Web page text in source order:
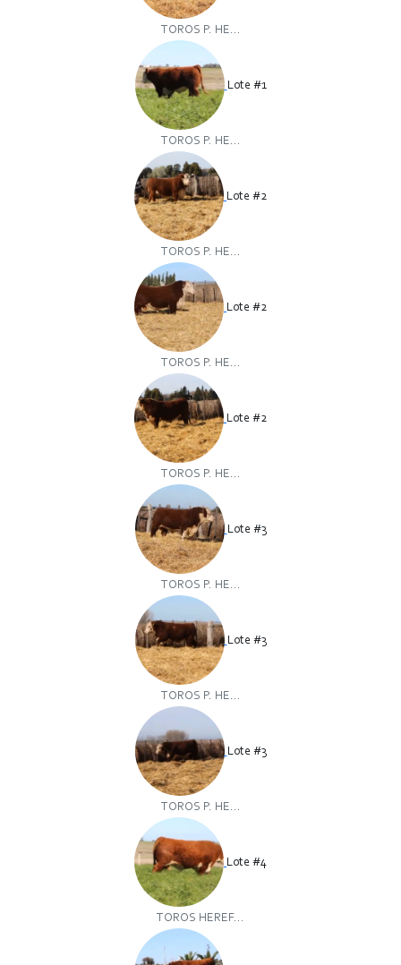
TOROS P. HE...
Lote #1
TOROS P. HE...
Lote #2
TOROS P. HE...
Lote #2
TOROS P. HE...
Lote #2
TOROS P. HE...
Lote #3
TOROS P. HE...
Lote #3
TOROS P. HE...
Lote #3
TOROS P. HE...
Lote #4
TOROS HEREF...